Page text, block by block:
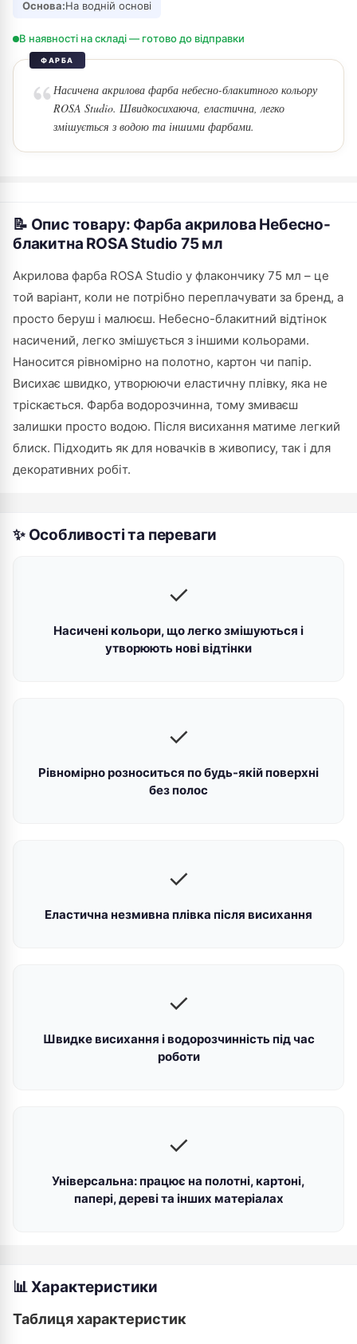
Основа:На водній основі
В наявності на складі — готово до відправки
ФАРБА
Насичена акрилова фарба небесно-блакитного кольору
ROSA Studio. Швидкосихаюча, еластична, легко
змішується з водою та іншими фарбами.
📝 Опис товару: Фарба акрилова Небесно-
блакитна ROSA Studio 75 мл
Акрилова фарба ROSA Studio у флакончику 75 мл – це
той варіант, коли не потрібно переплачувати за бренд, а
просто беруш і малюєш. Небесно-блакитний відтінок
насичений, легко змішується з іншими кольорами.
Наносится рівномірно на полотно, картон чи папір.
Висихає швидко, утворюючи еластичну плівку, яка не
тріскається. Фарба водорозчинна, тому змиваєш
залишки просто водою. Після висихання матиме легкий
блиск. Підходить як для новачків в живопису, так і для
декоративних робіт.
✨ Особливості та переваги
✓
Насичені кольори, що легко змішуються і
утворюють нові відтінки
✓
Рівномірно розноситься по будь-якій поверхні
без полос
✓
Еластична незмивна плівка після висихання
✓
Швидке висихання і водорозчинність під час
роботи
✓
Універсальна: працює на полотні, картоні,
папері, дереві та інших матеріалах
📊 Характеристики
Таблиця характеристик